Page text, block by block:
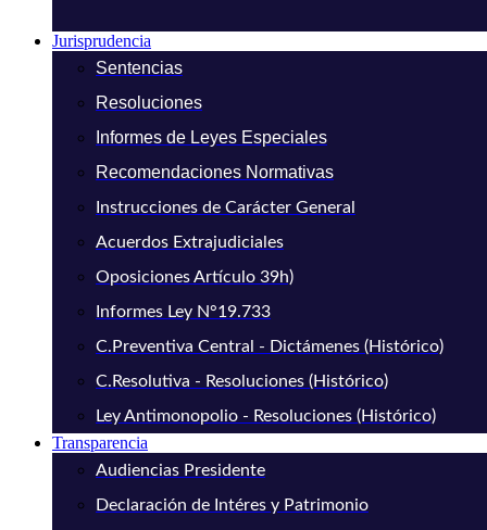
Jurisprudencia
Sentencias
Resoluciones
Informes de Leyes Especiales
Recomendaciones Normativas
Instrucciones de Carácter General
Acuerdos Extrajudiciales
Oposiciones Artículo 39h)
Informes Ley N°19.733
C.Preventiva Central - Dictámenes (Histórico)
C.Resolutiva - Resoluciones (Histórico)
Ley Antimonopolio - Resoluciones (Histórico)
Transparencia
Audiencias Presidente
Declaración de Intéres y Patrimonio